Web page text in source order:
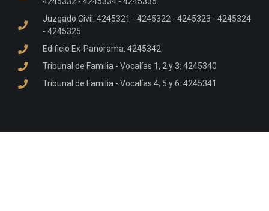
Juzgado Civil: 4245321 - 4245322 - 4245323 - 4245324
- 4245325
Edificio Ex-Panorama: 4245342
Tribunal de Familia - Vocalías 1, 2 y 3: 4245340
Tribunal de Familia - Vocalías 4, 5 y 6: 4245341